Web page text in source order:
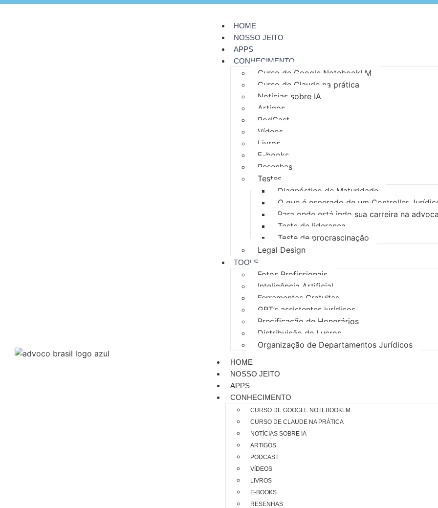
HOME
NOSSO JEITO
APPS
CONHECIMENTO
Curso de Google NotebookLM
Curso de Claude na prática
Notícias sobre IA
Artigos
PodCast
Vídeos
Livros
E-books
Resenhas
Testes
Diagnóstico de Maturidade
O que é esperado de um Controller
Para onde está indo sua carreira na
Teste de liderança
Teste de procrascinação
Legal Design
TOOLS
Fotos Profissionais
Inteligência Artificial
Ferramentas Gratuitas
GPT’s assistentes jurídicos
Precificação de Honorários
Distribuição de Lucros
Organização de Departamentos Jurídicos
HOME
NOSSO JEITO
APPS
CONHECIMENTO
CURSO DE GOOGLE NOTEBOOKLM
CURSO DE CLAUDE NA PRÁTICA
NOTÍCIAS SOBRE IA
ARTIGOS
PODCAST
VÍDEOS
LIVROS
E-BOOKS
RESENHAS